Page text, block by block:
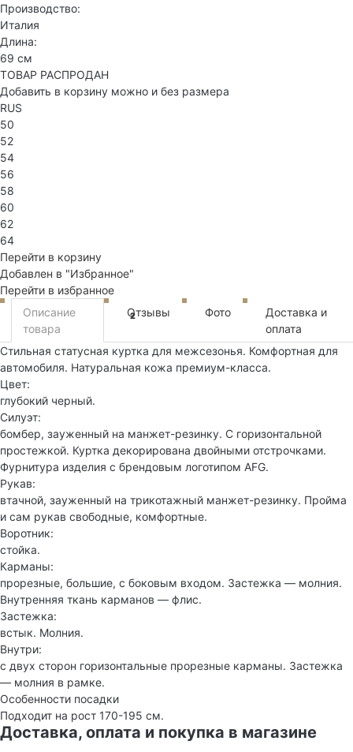
Производство:
Италия
Длина:
69 см
ТОВАР РАСПРОДАН
Добавить в корзину можно и без размера
RUS
50
52
54
56
58
60
62
64
Перейти в корзину
Добавлен в "Избранное"
Перейти в избранное
Описание
товара
Отзывы
2 Фото
Доставка и
оплата
Стильная статусная куртка для межсезонья. Комфортная для
автомобиля. Натуральная кожа премиум-класса.
Цвет:
глубокий черный.
Силуэт:
бомбер, зауженный на манжет-резинку. С горизонтальной
простежкой. Куртка декорирована двойными отстрочками.
Фурнитура изделия с брендовым логотипом AFG.
Рукав:
втачной, зауженный на трикотажный манжет-резинку. Пройма
и сам рукав свободные, комфортные.
Воротник:
стойка.
Карманы:
прорезные, большие, с боковым входом. Застежка — молния.
Внутренняя ткань карманов — флис.
Застежка:
встык. Молния.
Внутри:
с двух сторон горизонтальные прорезные карманы. Застежка
— молния в рамке.
Особенности посадки
Подходит на рост 170-195 см.
Доставка, оплата и покупка в магазине